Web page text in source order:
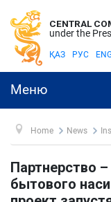
CENTRAL
under the
ҚАЗ РУС
Меню
Home News
Партнерство
бытового